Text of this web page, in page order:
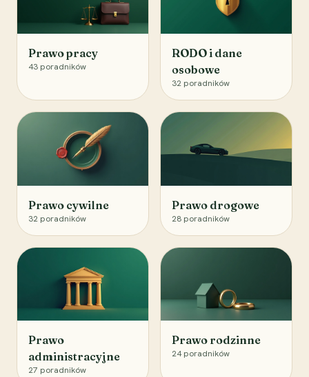
Prawo pracy
43 poradników
RODO i dane
osobowe
32 poradników
Prawo cywilne
32 poradników
Prawo drogowe
28 poradników
Prawo
administracyjne
27 poradników
Prawo rodzinne
24 poradników